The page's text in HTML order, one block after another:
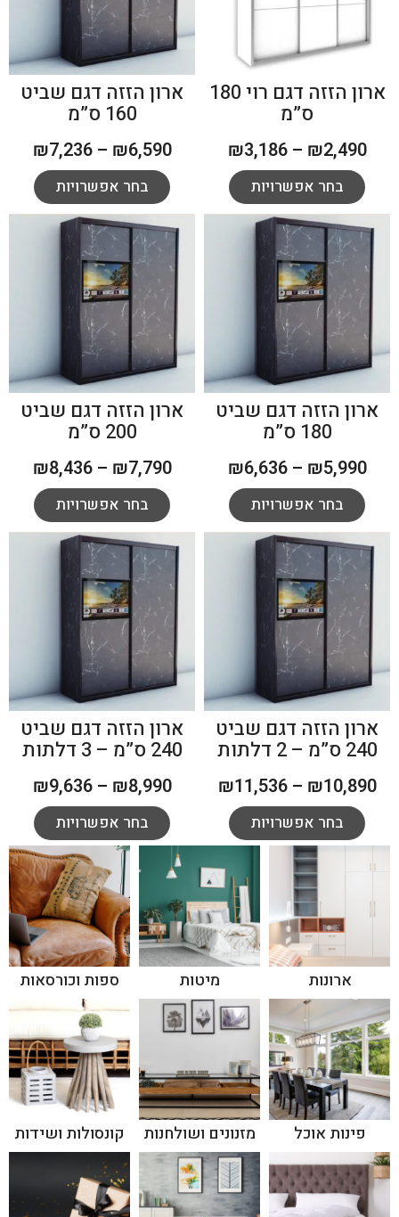
ארון הזזה דגם רוי 180
ס”מ
₪2,490
–
₪3,186
בחר אפשרויות
ארון הזזה דגם שביט
160 ס”מ
₪6,590
–
₪7,236
בחר אפשרויות
ארון הזזה דגם שביט
180 ס”מ
₪5,990
–
₪6,636
בחר אפשרויות
ארון הזזה דגם שביט
200 ס”מ
₪7,790
–
₪8,436
בחר אפשרויות
ארון הזזה דגם שביט
240 ס”מ – 2 דלתות
₪10,890
–
₪11,536
בחר אפשרויות
ארון הזזה דגם שביט
240 ס”מ – 3 דלתות
₪8,990
–
₪9,636
בחר אפשרויות
ארונות מיטות ספות וכורסאות
פינות אוכל מזנונים ושולחנות קונסולות ושידות